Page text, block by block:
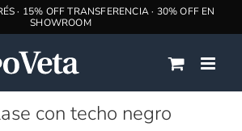
con techo negro